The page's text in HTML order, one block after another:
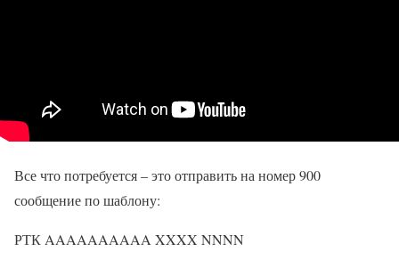
Все что потребуется – это отправить на номер 900
сообщение по шаблону:
РТК AAAAAAAAAA XXXX NNNN